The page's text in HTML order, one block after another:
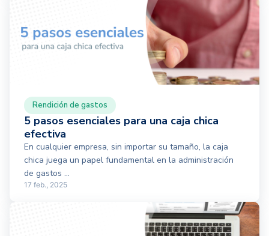
Rendición de gastos
5 pasos esenciales para una caja chica
efectiva
En cualquier empresa, sin importar su tamaño, la caja
chica juega un papel fundamental en la administración
de gastos ...
17 feb., 2025